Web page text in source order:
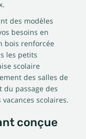
des modèles
besoins en
bois renforcée
les petits
scolaire
des salles de
du passage des
scolaires.
conçue